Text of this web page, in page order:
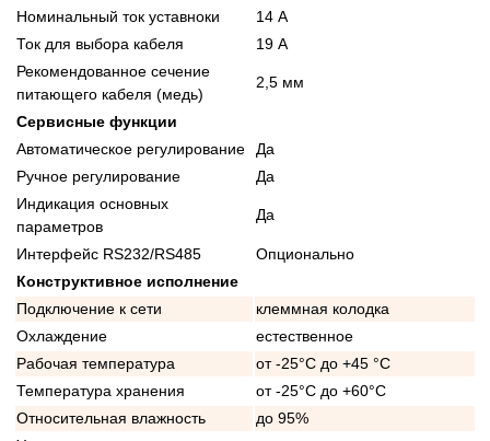
Номинальный ток уставноки
14 А
Ток для выбора кабеля
19 А
Рекомендованное сечение
питающего кабеля (медь)
2,5 мм
Сервисные функции
Автоматическое регулирование
Да
Ручное регулирование
Да
Индикация основных
параметров
Да
Интерфейс RS232/RS485
Опционально
Конструктивное исполнение
Подключение к сети
клеммная колодка
Охлаждение
естественное
Рабочая температура
от -25°C до +45 °C
Температура хранения
от -25°C до +60°C
Относительная влажность
до 95%